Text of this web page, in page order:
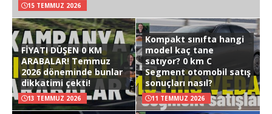
15 TEMMUZ 2026
FİYATI DÜŞEN 0 KM
ARABALAR! Temmuz
2026 döneminde bunlar
dikkatimi çekti!
13 TEMMUZ 2026
Kompakt sınıfta hangi
model kaç tane
satıyor? 0 km C
Segment otomobil satış
sonuçları nasıl?
11 TEMMUZ 2026